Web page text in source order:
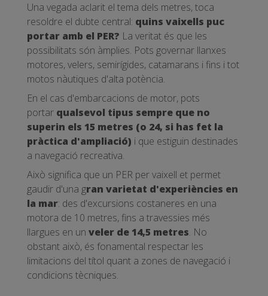
Una vegada aclarit el tema dels metres, toca
resoldre el dubte central: quins vaixells puc
portar amb el PER? La veritat és que les
possibilitats són àmplies. Pots governar llanxes
motores, velers, semirígides, catamarans i fins i tot
motos nàutiques d'alta potència.
En el cas d'embarcacions de motor, pots
portar qualsevol tipus sempre que no
superin els 15 metres (o 24, si has fet la
pràctica d'ampliació) i que estiguin destinades
a navegació recreativa.
Això significa que un PER per vaixell et permet
gaudir d'una gran varietat d'experiències en
la mar: des d'excursions costaneres en una
motora de 10 metres, fins a travessies més
llargues en un veler de 14,5 metres. No
obstant això, és fonamental respectar les
limitacions del títol quant a zones de navegació i
condicions tècniques.